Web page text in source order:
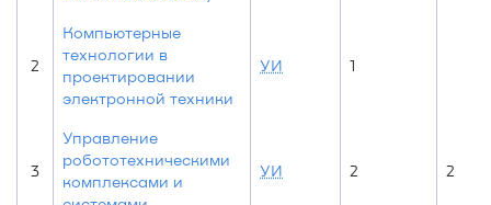
2
Компьютерные
технологии в
проектировании
электронной техники
УИ 1
3
Управление
робототехническими
комплексами и
УИ 2 2